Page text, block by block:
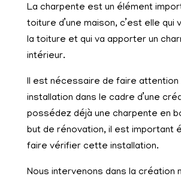
La charpente est un élément
toiture d’une maison, c’est elle qui
la toiture et qui va apporter un
intérieur.
Il est nécessaire de faire attention
installation dans le cadre d’une
possédez déjà une charpente en
but de rénovation, il est important
faire vérifier cette installation.
Nous intervenons dans la création